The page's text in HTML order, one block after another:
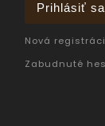
Prihlásiť sa
Nová
Zabudnuté